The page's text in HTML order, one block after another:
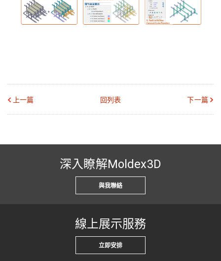
上一篇 回列表 下一篇
深入瞭解Moldex3D
與我聯絡
線上展示服務
立即安排